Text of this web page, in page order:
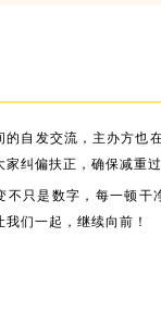
的自发交流，主办方也
纠偏扶正，确保减重
不只是数字，每一顿干
们一起，继续向前！